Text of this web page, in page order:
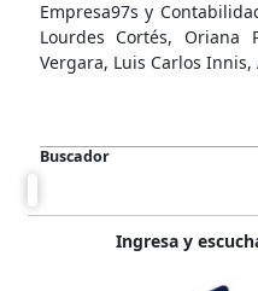
Empresa97s y
Lourdes Cortés, Oriana
Vergara, Luis Carlos
Buscador
Ingresa y